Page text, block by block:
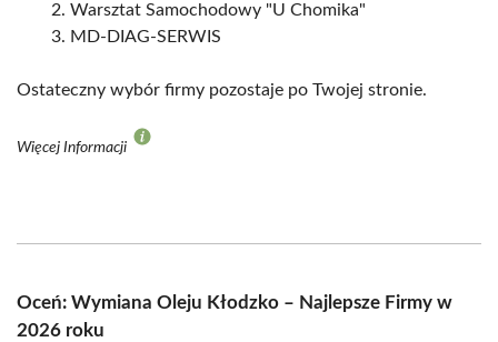
Warsztat Samochodowy "U Chomika"
MD-DIAG-SERWIS
Ostateczny wybór firmy pozostaje po Twojej stronie.
Więcej Informacji
Oceń: Wymiana Oleju Kłodzko – Najlepsze Firmy w
2026 roku